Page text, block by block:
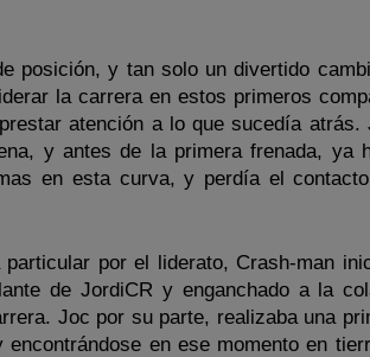
posición, y tan solo un divertido
la carrera en estos primeros
atención a lo que sucedía atrás.
y antes de la primera frenada, ya
en esta curva, y perdía el
por el liderato, Crash-man
de JordiCR y enganchado a la
Joc por su parte, realizaba una
en ese momento en